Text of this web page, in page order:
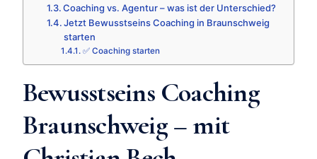
Coaching vs. Agentur – was ist der Unterschied?
Jetzt Bewusstseins Coaching in Braunschweig
starten
✅ Coaching starten
Bewusstseins Coaching
Braunschweig – mit